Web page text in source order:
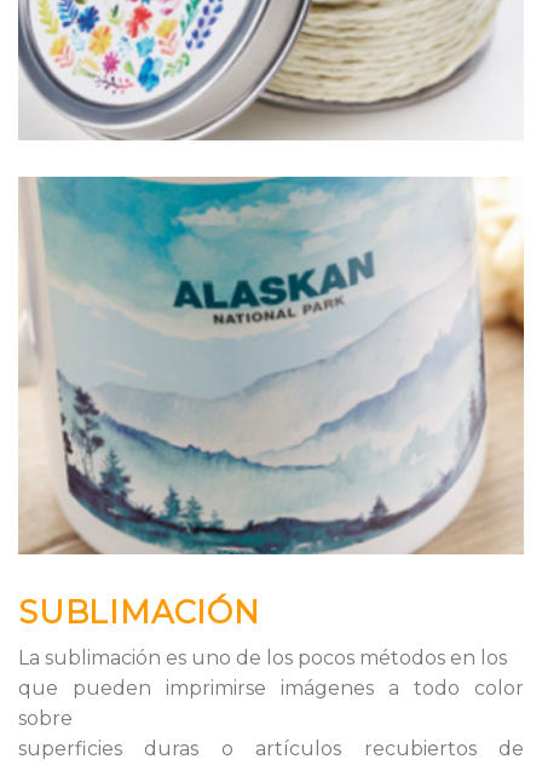
SUBLIMACIÓN
La sublimación es uno de los pocos métodos en los
que pueden imprimirse imágenes a todo color
sobre
superficies duras o artículos recubiertos de